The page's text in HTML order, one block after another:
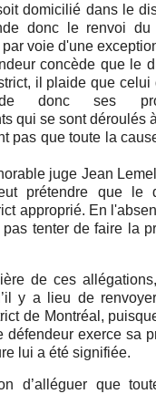
domicilié dans le
donc le renvoi
voie d'une
concède que le
il plaide que celui
donc ses
qui se sont déroulés
pas que toute la
juge Jean
prétendre que le
approprié. En
tenter de faire la
de ces
y a lieu de
de Montréal,
défendeur exerce sa
lui a été signifiée.
d’alléguer que